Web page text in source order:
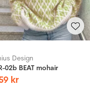
Design
02b BEAT mohair
kr